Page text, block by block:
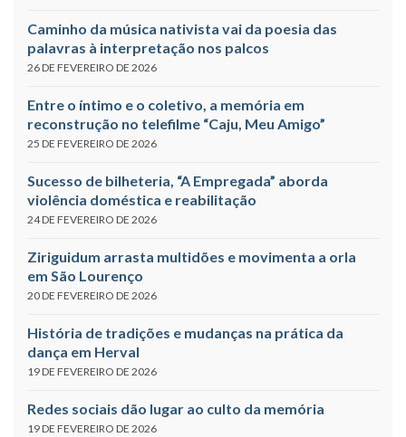
Caminho da música nativista vai da poesia das
palavras à interpretação nos palcos
26 DE FEVEREIRO DE 2026
Entre o íntimo e o coletivo, a memória em
reconstrução no telefilme “Caju, Meu Amigo”
25 DE FEVEREIRO DE 2026
Sucesso de bilheteria, “A Empregada” aborda
violência doméstica e reabilitação
24 DE FEVEREIRO DE 2026
Ziriguidum arrasta multidões e movimenta a orla
em São Lourenço
20 DE FEVEREIRO DE 2026
História de tradições e mudanças na prática da
dança em Herval
19 DE FEVEREIRO DE 2026
Redes sociais dão lugar ao culto da memória
19 DE FEVEREIRO DE 2026